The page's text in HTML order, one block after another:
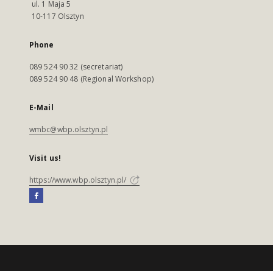
ul. 1 Maja 5
10-117 Olsztyn
Phone
089 524 90 32 (secretariat)
089 524 90 48 (Regional Workshop)
E-Mail
wmbc@wbp.olsztyn.pl
Visit us!
https://www.wbp.olsztyn.pl/